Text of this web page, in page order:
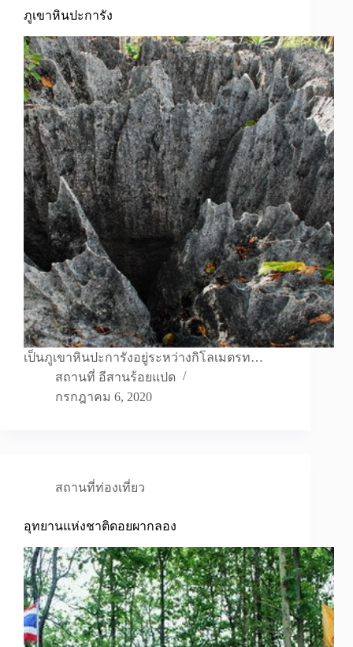
ภูเขาหินปะการัง
เป็นภูเขาหินปะการังอยู่ระหว่างกิโลเมตรท…
สถานที่ อีสานร้อยแปด
กรกฎาคม 6, 2020
สถานที่ท่องเที่ยว
อุทยานแห่งชาติดอยผากลอง